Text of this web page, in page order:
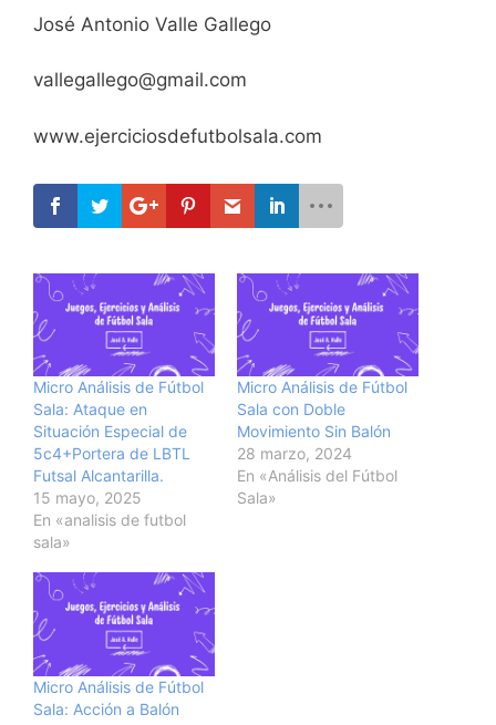
José Antonio Valle Gallego
vallegallego@gmail.com
www.ejerciciosdefutbolsala.com
Micro Análisis de Fútbol
Sala: Ataque en
Situación Especial de
5c4+Portera de LBTL
Futsal Alcantarilla.
15 mayo, 2025
En «analisis de futbol
sala»
Micro Análisis de Fútbol
Sala con Doble
Movimiento Sin Balón
28 marzo, 2024
En «Análisis del Fútbol
Sala»
Micro Análisis de Fútbol
Sala: Acción a Balón